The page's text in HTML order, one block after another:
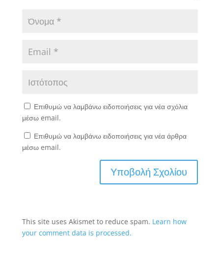
Επιθυμώ να λαμβάνω ειδοποιήσεις για νέα σχόλια
μέσω email.
Επιθυμώ να λαμβάνω ειδοποιήσεις για νέα άρθρα
μέσω email.
This site uses Akismet to reduce spam. Learn how
your comment data is processed.